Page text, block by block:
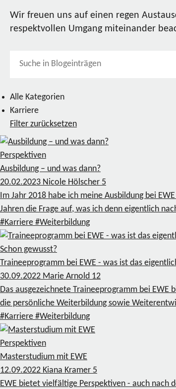
Wir freuen uns auf einen regen
respektvollen Umgang miteinander
Alle Kategorien
Karriere
Filter zurücksetzen
Perspektiven
Ausbildung – und was dann?
20.02.2023 Nicole Hölscher 5
Im Jahr 2018 habe ich meine Ausbildung bei
Jahren die Frage auf, was ich denn eigentlich
#Karriere #Weiterbildung
Schon gewusst?
Traineeprogramm bei EWE - was ist das
30.09.2022 Marie Arnold 12
Das ausgezeichnete Traineeprogramm bei
die persönliche Weiterbildung sowie
#Karriere #Weiterbildung
Perspektiven
Masterstudium mit EWE
12.09.2022 Kiana Kramer 5
EWE bietet vielfältige Perspektiven - auch nach